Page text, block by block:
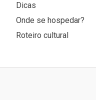
Dicas
Onde se hospedar?
Roteiro cultural